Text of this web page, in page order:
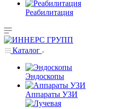
Реабилитация
Каталог
Эндоскопы
Аппараты УЗИ